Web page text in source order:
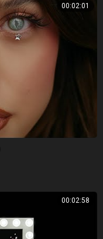
00:02:01
00:02:58